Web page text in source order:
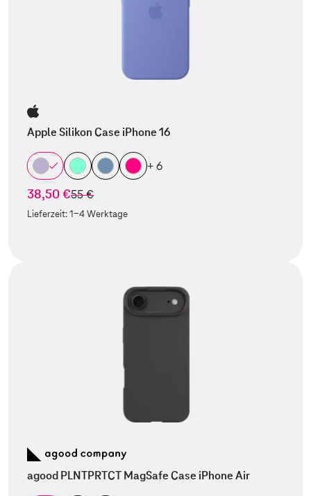
Apple Silikon Case iPhone 16
+ 6
38,50 €statt
55 €
Lieferzeit:1-4 Werktage
agood PLNTPRTCT MagSafe Case iPhone Air